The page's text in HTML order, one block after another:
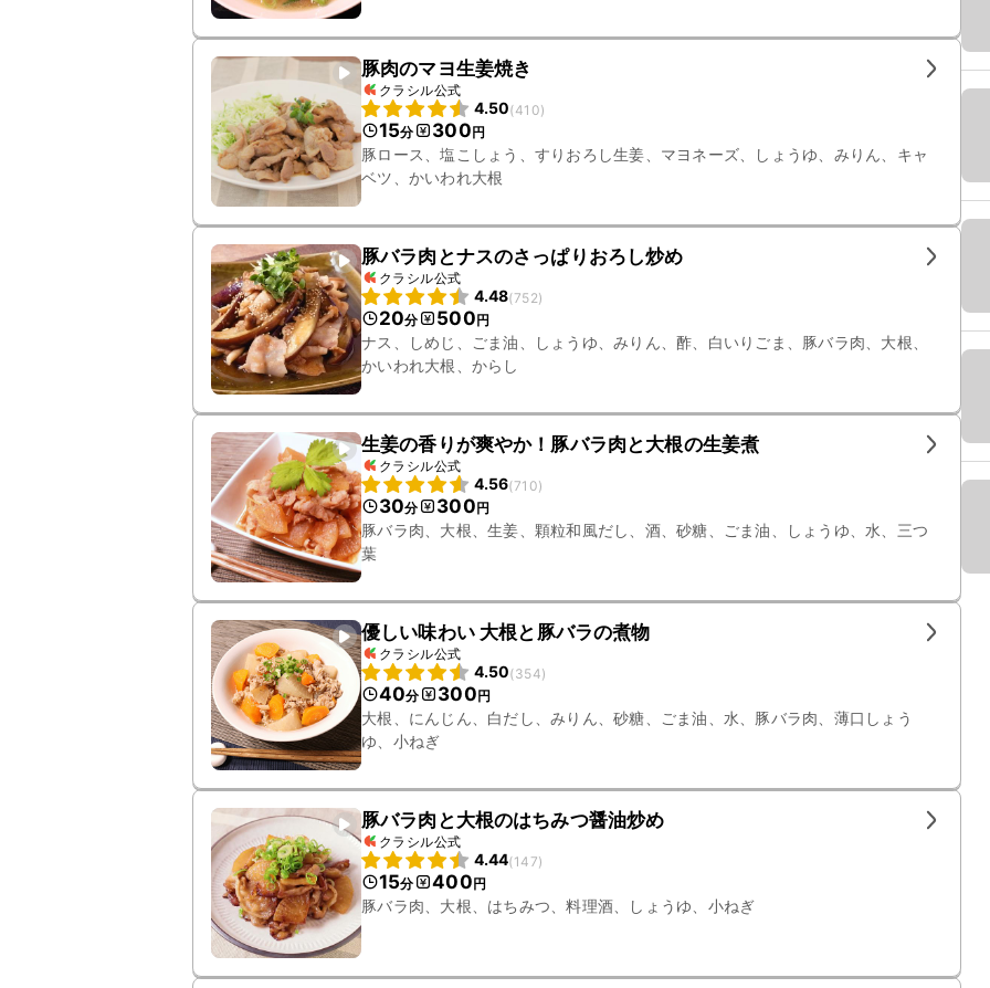
豚肉のマヨ生姜焼き
クラシル公式
4.50(410)
15分 300円
豚ロース、塩こしょう、すりおろし生姜、マヨネーズ、しょうゆ、みりん、キャ
ベツ、かいわれ大根
豚バラ肉とナスのさっぱりおろし炒め
クラシル公式
4.48(752)
20分 500円
ナス、しめじ、ごま油、しょうゆ、みりん、酢、白いりごま、豚バラ肉、大根、
かいわれ大根、からし
生姜の香りが爽やか！豚バラ肉と大根の生姜煮
クラシル公式
4.56(710)
30分 300円
豚バラ肉、大根、生姜、顆粒和風だし、酒、砂糖、ごま油、しょうゆ、水、三つ
葉
優しい味わい 大根と豚バラの煮物
クラシル公式
4.50(354)
40分 300円
大根、にんじん、白だし、みりん、砂糖、ごま油、水、豚バラ肉、薄口しょう
ゆ、小ねぎ
豚バラ肉と大根のはちみつ醤油炒め
クラシル公式
4.44(147)
15分 400円
豚バラ肉、大根、はちみつ、料理酒、しょうゆ、小ねぎ